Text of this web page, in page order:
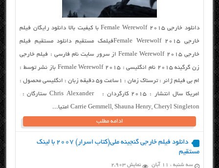
دانلود خارجی Female Werewolf 2015 با کیفیت بالا دانلود رایگان فیلم
خارجی Female Werewolf 2015فیلمک مستقیم دانلود مستقیم فیلم
خارجی Female Werewolf 2015 از سرور سایت نام فارسی : فیلم خارجی
زن گرگینه ۲۰۱۵ نام انگلیسی : Female Werewolf 2015 باز نشر توسط :
ام بی فیلم ژانر : ترسناک زمان : ۱ساعت و۵ دقیقه زبان : انگلیسی محصول :
امریکا سال انتشار : ۲۰۱۵ کارگردان : Chris Alexander ستارگان :
Carrie Gemmell, Shauna Henry, Cheryl Singleton امتیا...
ادامه مطلب
دانلود فیلم خارجی گنجینه ملی(کتاب اسرار) ۲۰۰۷ با لینک
مستقیم
سه شنبه ، ۱۱ آبان نمایش 2,903